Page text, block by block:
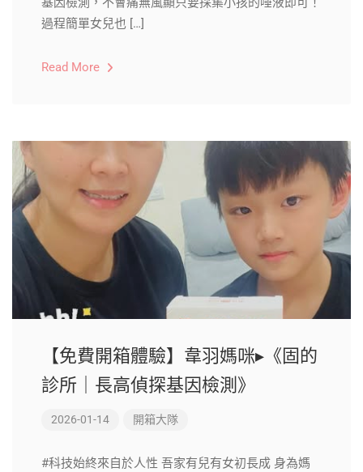
過程簡單女兒也 […]
Read More
【免費開箱體驗】韋羽媽咪▸《固的
診所｜長高偵探基因檢測》
2026-01-14 開箱大隊
#科技始終來自於人性 吾家有兒有女初長成 身為媽